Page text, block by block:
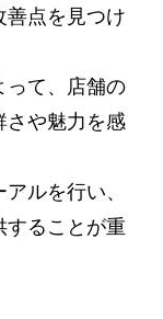
善点を見つけ
って、店舗の
さや魅力を感
ルを行い、
することが重